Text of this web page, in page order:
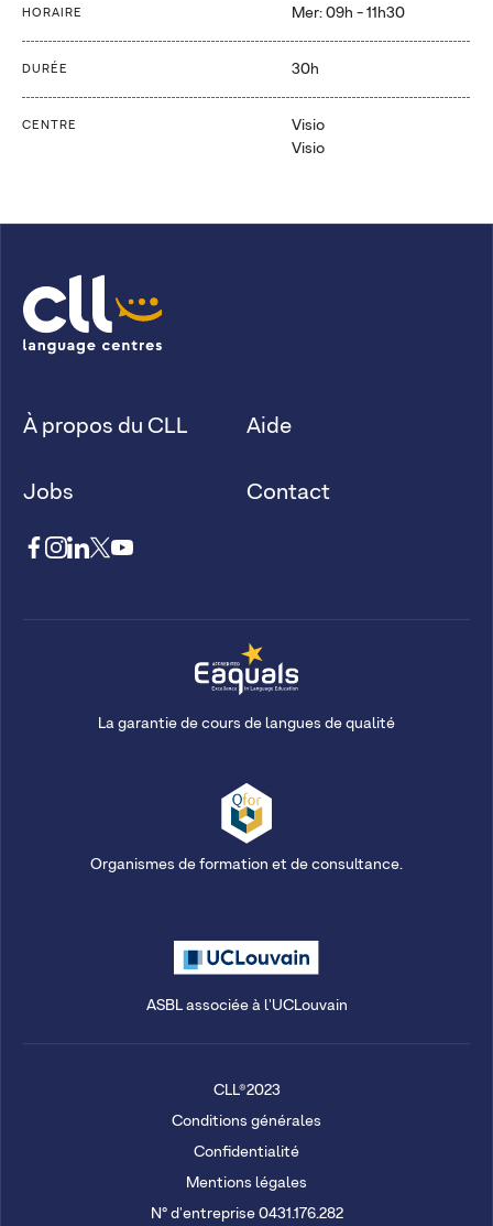
HORAIRE Mer: 09h - 11h30
DURÉE 30h
CENTRE
Visio
Visio
À propos du CLL
Jobs
Aide
Contact
La garantie de cours de langues de qualité
Organismes de formation et de consultance.
ASBL associée à l'UCLouvain
CLL®2023
Conditions générales
Confidentialité
Mentions légales
N° d'entreprise 0431.176.282